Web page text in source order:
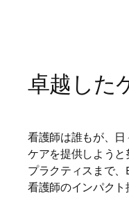
卓越した
看護師は誰もが、
ケアを提供しよう
プラクティスまで、
看護師のインパクト